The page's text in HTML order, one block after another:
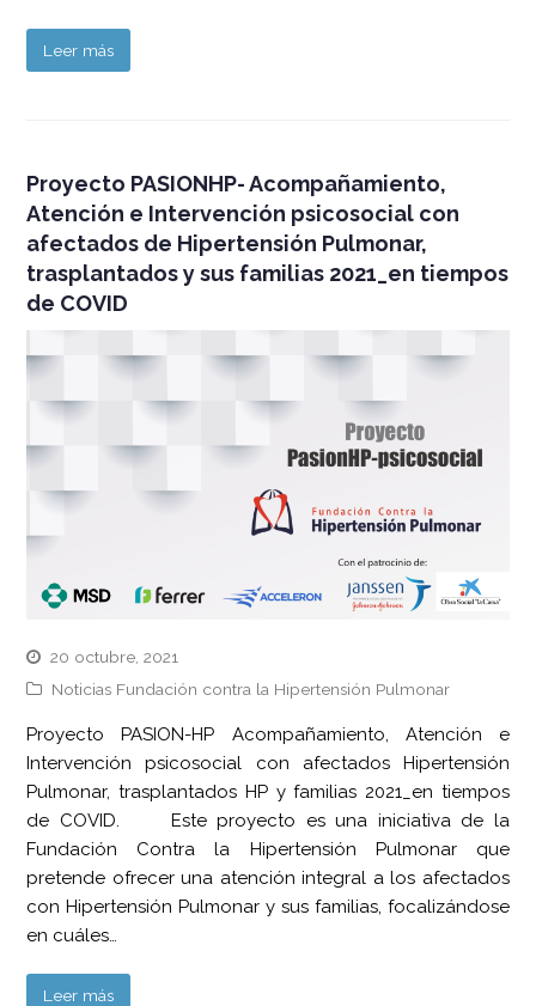
Leer más
Proyecto PASIONHP- Acompañamiento,
Atención e Intervención psicosocial con
afectados de Hipertensión Pulmonar,
trasplantados y sus familias 2021_en tiempos
de COVID
20 octubre, 2021
Noticias Fundación contra la Hipertensión Pulmonar
Proyecto PASION-HP Acompañamiento, Atención e
Intervención psicosocial con afectados Hipertensión
Pulmonar, trasplantados HP y familias 2021_en tiempos
de COVID. Este proyecto es una iniciativa de la
Fundación Contra la Hipertensión Pulmonar que
pretende ofrecer una atención integral a los afectados
con Hipertensión Pulmonar y sus familias, focalizándose
en cuáles…
Leer más